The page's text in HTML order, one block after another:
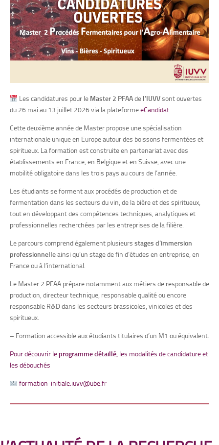
Les candidatures pour leMaster 2 PFAAde l’IUVVsont ouvertes
du 26 mai au 13 juillet 2026 via la plateformeeCandidat.
Cette deuxième année de Master propose une spécialisation
internationale unique en Europe autour des boissons fermentées et
spiritueux. La formation est construite en partenariat avec des
établissements en France, en Belgique et en Suisse, avec une
mobilité obligatoire dans les trois pays au cours de l’année.
Les étudiants se forment aux procédés de production et de
fermentation dans les secteurs du vin, de la bière et des spiritueux,
tout en développant des compétences techniques, analytiques et
professionnelles recherchées par les entreprises de la filière.
Le parcours comprend également plusieurs stages d’immersion
professionnelleainsi qu’un stage de fin d’études en entreprise, en
France ou à l’international.
Le Master 2 PFAA prépare notamment aux métiers de responsable de
production, directeur technique, responsable qualité ou encore
responsable R&D dans les secteurs brassicoles, vinicoles et des
spiritueux.
– Formation accessible aux étudiants titulaires d’un M1 ou équivalent.
Pour découvrir le programme détaillé, les modalités de candidature et
les débouchés
formation-initiale.iuvv@ube.fr